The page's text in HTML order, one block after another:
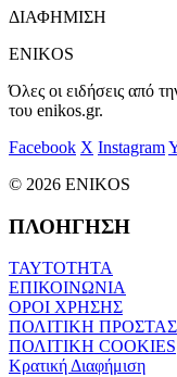
ΔΙΑΦΗΜΙΣΗ
ENIKOS
Όλες οι ειδήσεις από
του enikos.gr.
Facebook X Instagram
© 2026 ENIKOS
ΠΛΟΗΓΗΣΗ
ΤΑΥΤΟΤΗΤΑ
ΕΠΙΚΟΙΝΩΝΙΑ
ΟΡΟΙ ΧΡΗΣΗΣ
ΠΟΛΙΤΙΚΗ
ΠΟΛΙΤΙΚΗ COOKIES
Κρατική Διαφήμιση